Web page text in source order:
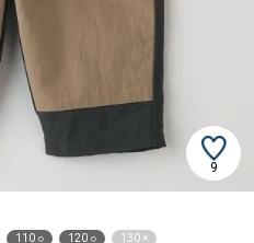
9
110 ○ 120 ○ 130 ×